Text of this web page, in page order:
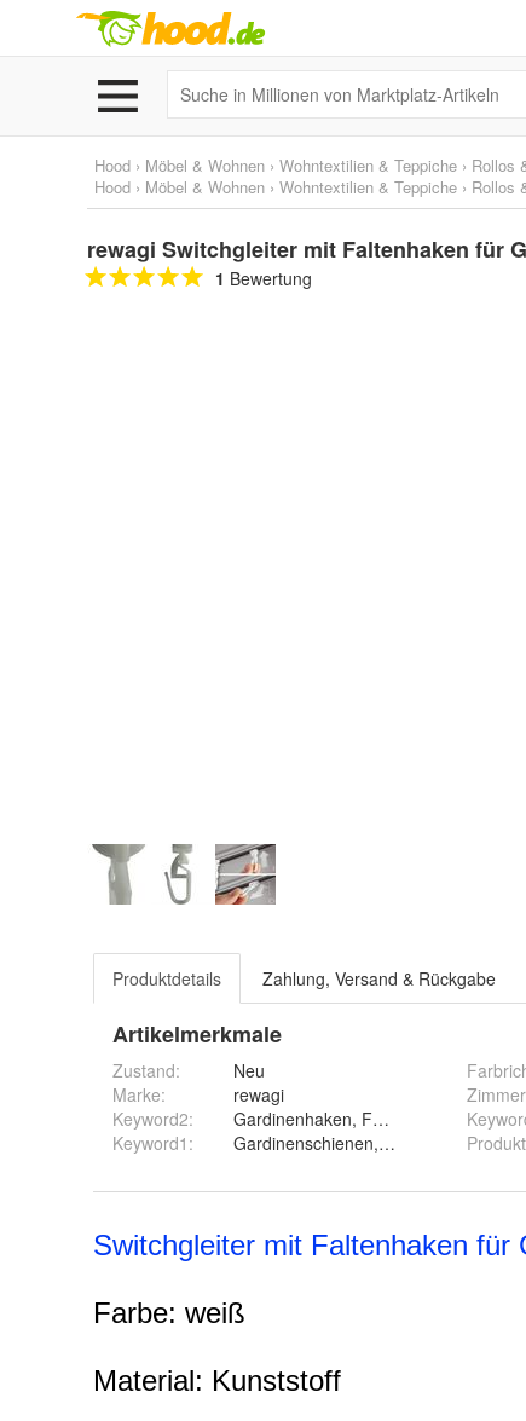
Hood › Möbel & Wohnen › Wohntextilien & Teppiche › Rollos
Hood › Möbel & Wohnen › Wohntextilien & Teppiche › Rollos
rewagi Switchgleiter mit Faltenhaken für
1 Bewertung
Produktdetails Zahlung, Versand & Rückgabe
Artikelmerkmale
Zustand:
Neu
Marke:
rewagi
Keyword2:
Gardinenhaken, Faltenhaken,
Keyword1 : Gardinenschienen, Gardinenleiste,
Zimmer